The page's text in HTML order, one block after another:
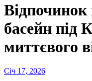
басейн під
миттєвого
Січ 17, 2026